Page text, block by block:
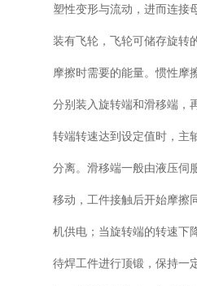
塑性变形与流动，进而连接
装有飞轮，飞轮可储存旋转
摩擦时需要的能量。惯性摩
分别装入旋转端和滑移端，
转端转速达到设定值时，主
分离。滑移端一般由液压伺
移动，工件接触后开始摩擦
机供电；当旋转端的转速下
待焊工件进行顶锻，保持一